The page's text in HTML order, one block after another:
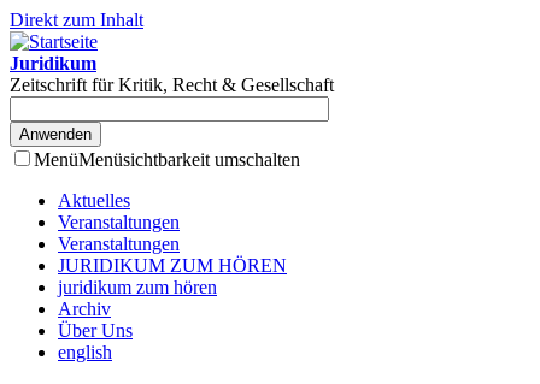
Direkt zum Inhalt
Juridikum
Zeitschrift für Kritik, Recht & Gesellschaft
MenüMenüsichtbarkeit umschalten
Aktuelles
Veranstaltungen
Veranstaltungen
JURIDIKUM ZUM HÖREN
juridikum zum hören
Archiv
Über Uns
english